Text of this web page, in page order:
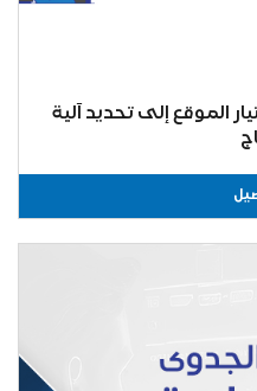
الموقع إلى تحديد آلية